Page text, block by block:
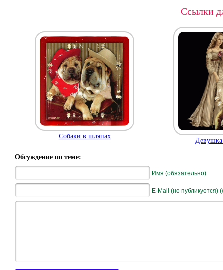
Ссылки
Собаки в шляпах
Девушка
Обсуждение по теме:
Имя (обязательно)
E-Mail (не публикуется)